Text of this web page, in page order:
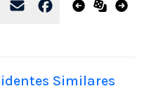
Similares